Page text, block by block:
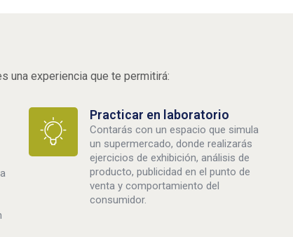
una experiencia que te permitirá:
Practicar en laboratorio
Contarás con un espacio que simula
un supermercado, donde realizarás
ejercicios de exhibición, análisis de
producto, publicidad en el punto de
venta y comportamiento del
consumidor.